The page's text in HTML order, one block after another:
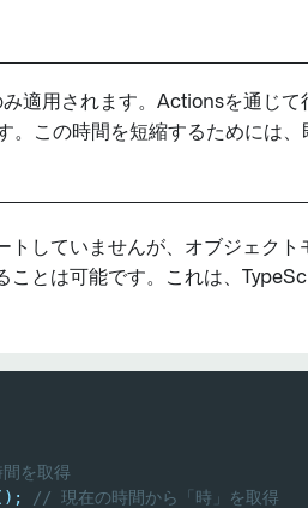
適用されます。Actionsを通じ
この時間を短縮するためには
していませんが、オブジェク
とは可能です。これは、
を取得
) ;
// 現在の時間から「時」を取得